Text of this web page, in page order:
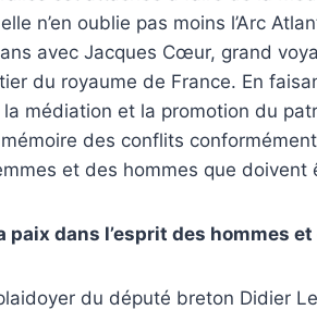
n’en oublie pas moins l’Arc
avec Jacques Cœur, grand
du royaume de France. En
la médiation et la promotion du
des conflits
et des hommes que
paix dans l’esprit des hommes
du député breton Didier